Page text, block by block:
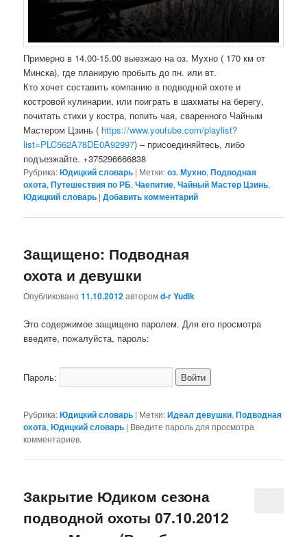
Примерно в 14.00-15.00 выезжаю на оз. Мухно ( 170 км от
Минска), где планирую пробыть до пн. или вт.
Кто хочет составить компанию в подводной охоте и
костровой кулинарии, или поиграть в шахматы на берегу,
почитать стихи у костра, попить чая, сваренного Чайным
Мастером Цзинь ( https://www.youtube.com/playlist?
list=PLC562A78DE0A92997) – присоединяйтесь, либо
подъезжайте. +375296666838
Рубрика:Юдицкий словарь | Метки:оз. Мухно,Подводная
охота,Путешествия по РБ,Чаепитие,Чайный Мастер Цзинь,
Юдицкий словарь |Добавить комментарий
Защищено: Подводная
охота и девушки
Опубликовано11.10.2012авторомd-r Yudik
Это содержимое защищено паролем. Для его просмотра
введите, пожалуйста, пароль:
Пароль:
Рубрика:Юдицкий словарь | Метки:Идеал девушки,Подводная
охота,Юдицкий словарь | Введите пароль для просмотра
комментариев.
Закрытие Юдиком сезона
подводной охоты 07.10.2012